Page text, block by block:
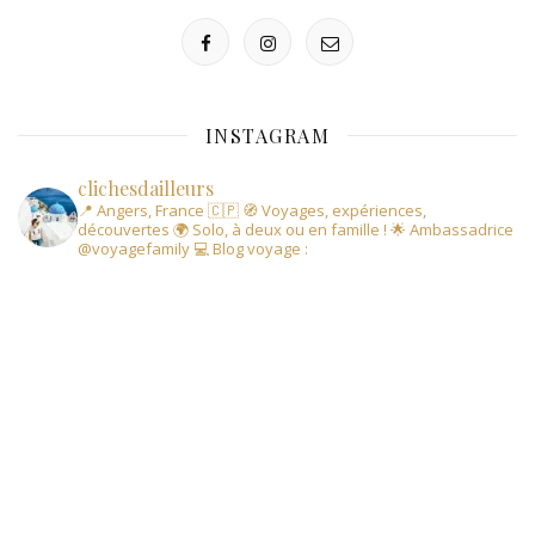
INSTAGRAM
clichesdailleurs
📍 Angers, France 🇨🇵 🧭 Voyages, expériences,
découvertes 🌍 Solo, à deux ou en famille ! 🌟 Ambassadrice
@voyagefamily 💻 Blog voyage :